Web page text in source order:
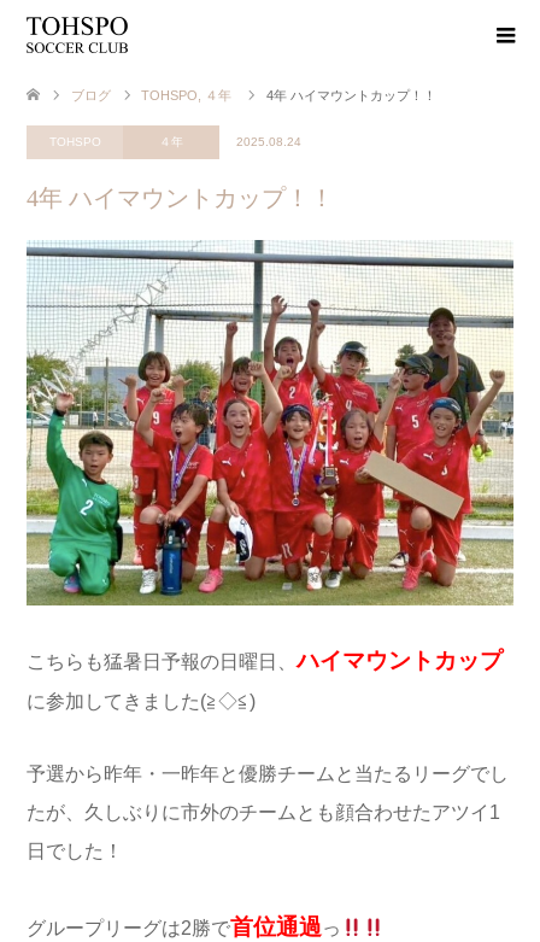
ブログ TOHSPO ４年 4年 ハイマウントカップ！！
TOHSPO ４年 2025.08.24
4年 ハイマウントカップ！！
こちらも猛暑日予報の日曜日、ハイマウントカップ
に参加してきました(≧◇≦)
予選から昨年・一昨年と優勝チームと当たるリーグでし
たが、久しぶりに市外のチームとも顔合わせたアツイ1
日でした！
グループリーグは2勝で首位通過っ